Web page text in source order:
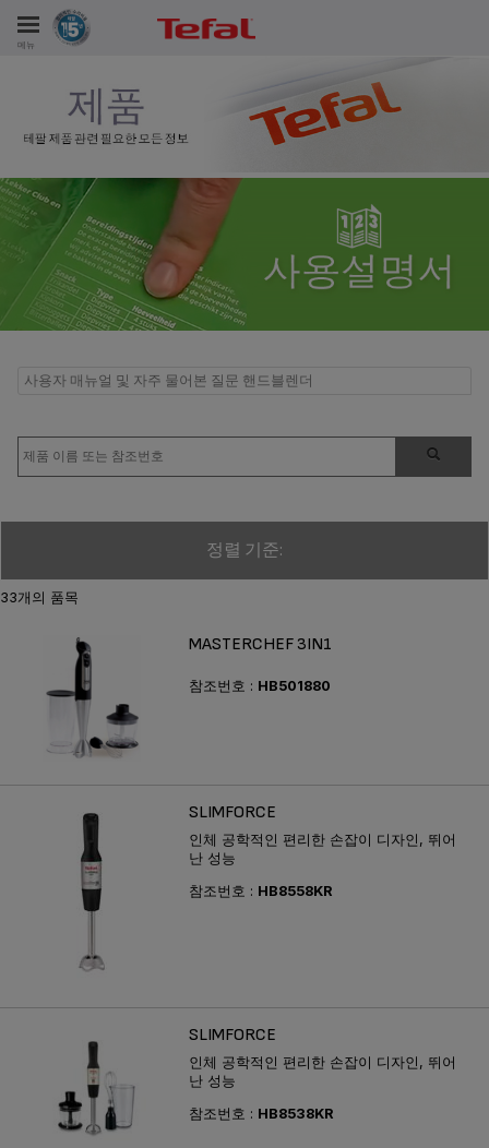
메뉴
사용자 매뉴얼 및 자주 물어본 질문 핸드블렌더
정렬 기준:
33개의 품목
MASTERCHEF 3IN1
참조번호 : HB501880
SLIMFORCE
인체 공학적인 편리한 손잡이 디자인, 뛰어
난 성능
참조번호 : HB8558KR
SLIMFORCE
인체 공학적인 편리한 손잡이 디자인, 뛰어
난 성능
참조번호 : HB8538KR